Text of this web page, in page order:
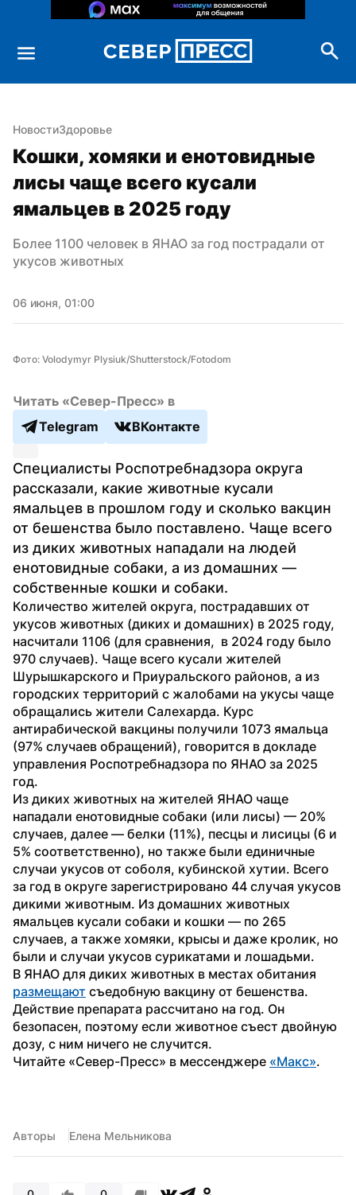
НовостиЗдоровье
Кошки, хомяки и енотовидные
лисы чаще всего кусали
ямальцев в 2025 году
Более 1100 человек в ЯНАО за год пострадали от
укусов животных
06 июня, 01:00
Фото: Volodymyr Plysiuk/Shutterstock/Fotodom
Читать «Север-Пресс» в
Telegram
ВКонтакте
Специалисты Роспотребнадзора округа
рассказали, какие животные кусали
ямальцев в прошлом году и сколько вакцин
от бешенства было поставлено. Чаще всего
из диких животных нападали на людей
енотовидные собаки, а из домашних —
собственные кошки и собаки.
Количество жителей округа, пострадавших от
укусов животных (диких и домашних) в 2025 году,
насчитали 1106 (для сравнения,  в 2024 году было
970 случаев). Чаще всего кусали жителей
Шурышкарского и Приуральского районов, а из
городских территорий с жалобами на укусы чаще
обращались жители Салехарда. Курс
антирабической вакцины получили 1073 ямальца
(97% случаев обращений), говорится в докладе
управления Роспотребнадзора по ЯНАО за 2025
год.
Из диких животных на жителей ЯНАО чаще
нападали енотовидные собаки (или лисы) — 20%
случаев, далее — белки (11%), песцы и лисицы (6 и
5% соответственно), но также были единичные
случаи укусов от соболя, кубинской хутии. Всего
за год в округе зарегистрировано 44 случая укусов
дикими животным. Из домашних животных
ямальцев кусали собаки и кошки — по 265
случаев, а также хомяки, крысы и даже кролик, но
были и случаи укусов сурикатами и лошадьми.
размещают съедобную вакцину от бешенства.
Действие препарата рассчитано на год. Он
безопасен, поэтому если животное съест двойную
дозу, с ним ничего не случится.
Читайте «Север-Пресс» в мессенджере «Макс».
Авторы Елена Мельникова